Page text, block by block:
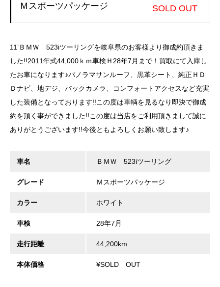
Ｍスポーツパッケージ SOLD OUT
11’ＢＭＷ 523iツーリングを岐阜県のお客様より御成約頂きま
した!!2011年式44,000ｋｍ車検Ｈ28年7月まで！買取にて入庫し
たお車になります♪パノラマサンルーフ、黒革シート、純正ＨＤ
Ｄナビ、地デジ、バックカメラ、コンフォートアクセスなど充実
した装備となっております!!この度は車輌を見るなり即決で御成
約を頂く事ができました!!この度は当店をご利用頂きまして誠に
ありがとうございます!!今後ともよろしくお願い致します♪
車名 ＢＭＷ 523iツーリング
グレード Ｍスポーツパッケージ
カラー ホワイト
車検 28年7月
走行距離 44,200km
本体価格 ¥SOLD OUT